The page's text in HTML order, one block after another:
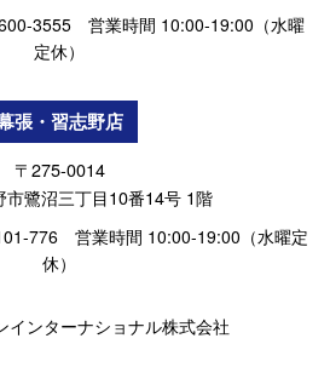
張・習志野店
〒275-0014
市鷺沼三丁目10番14号 1階